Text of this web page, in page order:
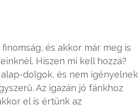
és akkor már meg is
Hiszen mi kell hozzá?
dolgok, és nem igényelnek
Az igazán jó fánkhoz
el is értünk az